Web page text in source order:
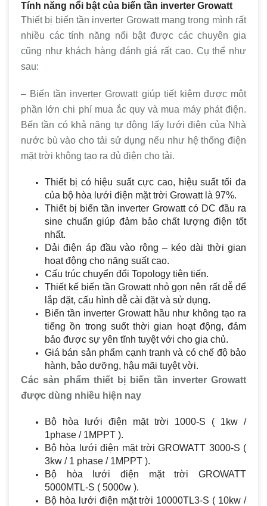
Tính năng nổi bật của biến tần inverter Growatt
Thiết bị biến tần inverter Growatt mang trong mình rất
nhiều các tính năng nổi bật được các chuyên gia
cũng như khách hàng đánh giá rất cao. Cụ thể như
sau:
– Biến tần inverter Growatt giúp tiết kiệm được một
phần lớn chi phí mua ắc quy và mua máy phát điện.
Bến tần có khả năng tự động lấy lưới điện của Nhà
nước bù vào cho tải sử dụng nếu như hệ thống điện
mặt trời không tạo ra đủ điện cho tải.
Thiết bị có hiệu suất cực cao, hiệu suất tối đa
của bộ hòa lưới điện mặt trời Growatt là 97%.
Thiết bị biến tần inverter Growatt có DC đầu ra
sine chuẩn giúp đảm bảo chất lượng điện tốt
nhất.
Dải điện áp đầu vào rộng – kéo dài thời gian
hoạt động cho năng suất cao.
Cấu trúc chuyển đổi Topology tiên tiến.
Thiết kế biến tần Growatt nhỏ gọn nên rất dễ để
lắp đặt, cấu hình dễ cài đặt và sử dụng.
Biến tần inverter Growatt hầu như không tạo ra
tiếng ồn trong suốt thời gian hoạt động, đảm
bảo được sự yên tĩnh tuyệt với cho gia chủ.
Giá bán sản phẩm cạnh tranh và có chế độ bảo
hành, bảo dưỡng, hậu mãi tuyệt vời.
Các sản phẩm thiết bị biến tần inverter Growatt
được dùng nhiều hiện nay
Bộ hòa lưới điện mặt trời 1000-S ( 1kw /
1phase / 1MPPT ).
Bộ hòa lưới điện mặt trời GROWATT 3000-S (
3kw / 1 phase / 1MPPT ).
Bộ hòa lưới điện mặt trời GROWATT
5000MTL-S ( 5000w ).
Bộ hòa lưới điện mặt trời 10000TL3-S ( 10kw /